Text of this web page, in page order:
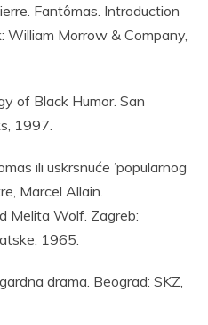
Fantômas. Introduction
William Morrow & Company,
of Black Humor. San
1997.
ili uskrsnuće ’popularnog
Marcel Allain.
Melita Wolf. Zagreb:
1965.
drama. Beograd: SKZ,